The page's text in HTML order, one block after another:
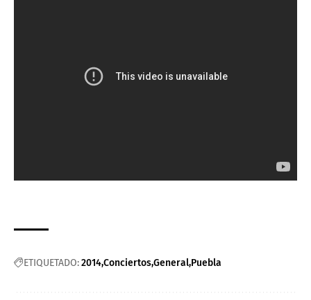
ETIQUETADO:2014ConciertosGeneral Puebla